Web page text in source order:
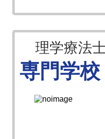
理学療法
専門学